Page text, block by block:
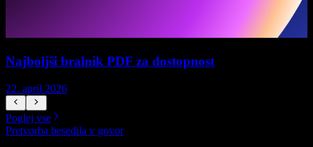
Najboljši bralnik PDF za dostopnost
22. april 2026
Poglej vse
Pretvorba besedila v govor